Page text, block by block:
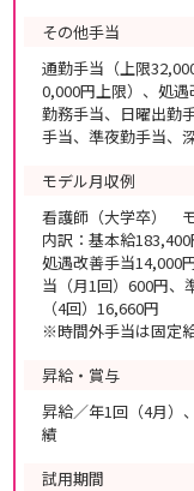
その他手当
通勤手当（上限
0,000円上限）、処
勤務手当、日曜出勤
手当、準夜勤手当、
モデル月収例
看護師（大学卒）
内訳：基本給
処遇改善手当14,000
当（月1回）600円、
（4回）16,660円
※時間外手当は固定
昇給・賞与
昇給／年1回（4月
績
試用期間